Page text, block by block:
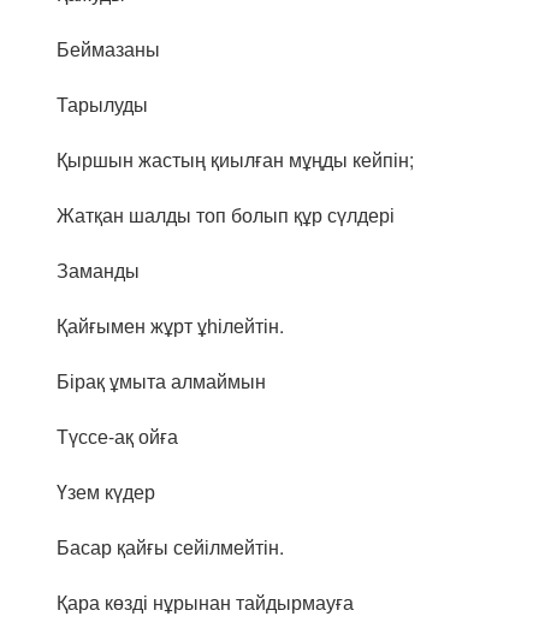
Беймазаны
Тарылуды
Қыршын жастың қиылған мұңды кейпін;
Жатқан шалды топ болып құр сүлдері
Заманды
Қайғымен жұрт ұһілейтін.
Бірақ ұмыта алмаймын
Түссе-ақ ойға
Үзем күдер
Басар қайғы сейілмейтін.
Қара көзді нұрынан тайдырмауға